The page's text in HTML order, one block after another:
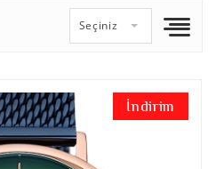
Seçiniz
İndirim